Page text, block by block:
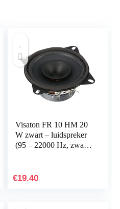
Visaton FR 10 HM 20
W zwart – luidspreker
(95 – 22000 Hz, zwart,
€19.40